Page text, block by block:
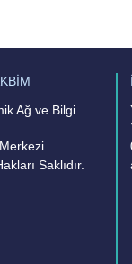
Ağ ve Bilgi
Saklıdır.